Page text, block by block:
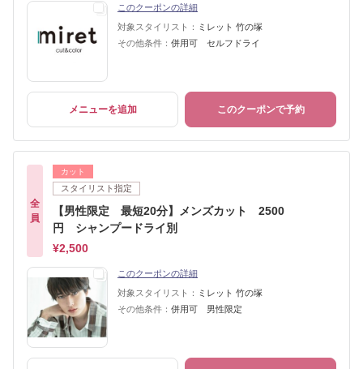
このクーポンの詳細
対象スタイリスト：
ミレット 竹の塚
その他条件： 併用可 セルフドライ
メニューを追加 このクーポンで予約
全
員
カット
スタイリスト指定
【男性限定 最短20分】メンズカット 2500
円 シャンプードライ別
¥2,500
このクーポンの詳細
対象スタイリスト：
ミレット 竹の塚
その他条件： 併用可 男性限定